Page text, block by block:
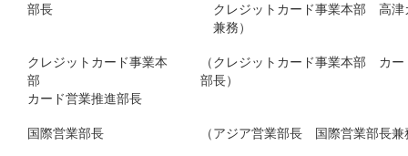
部長
クレジットカード事業本部 高津
兼務）
クレジットカード事業本
部
カード営業推進部長
（クレジットカード事業本部 カ
部長）
国際営業部長 （アジア営業部長 国際営業部長兼